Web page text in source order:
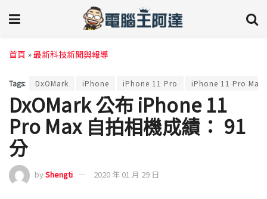
首頁 »最新科技新聞與報導
Tags: DxOMark iPhone iPhone 11 Pro iPhone 11 Pro Max
DxOMark 公布 iPhone 11
Pro Max 自拍相機成績： 91
分
byShengti 2020 年 01 月 29 日